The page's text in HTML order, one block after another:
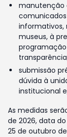
manutenção
informativos,
museus, à
submissão
dúvida à
institucional
As medidas
de 2026, data
25 de outubro